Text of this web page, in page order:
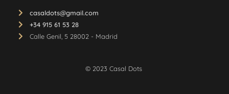
casaldots@gmail.com
+34 915 61 53 28
Calle Genil, 5 28002 - Madrid
© 2023 Casal Dots